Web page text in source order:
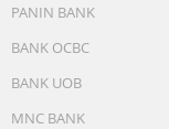
PANIN BANK
BANK OCBC
BANK UOB
MNC BANK